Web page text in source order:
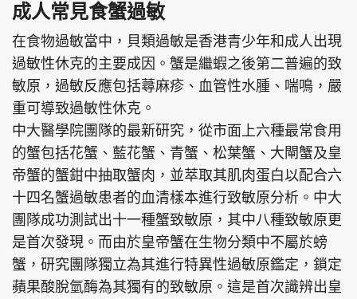
成人常見食蟹過敏
在食物過敏當中，貝類過敏是香港青少年和成人出現
過敏性休克的主要成因。蟹是繼蝦之後第二普遍的致
敏原，過敏反應包括蕁麻疹、血管性水腫、喘鳴，嚴
重可導致過敏性休克。
中大醫學院團隊的最新研究，從市面上六種最常食用
的蟹包括花蟹、藍花蟹、青蟹、松葉蟹、大閘蟹及皇
帝蟹的蟹鉗中抽取蟹肉，並萃取其肌肉蛋白以配合六
十四名蟹過敏患者的血清樣本進行致敏原分析。中大
團隊成功測試出十一種蟹致敏原，其中八種致敏原更
是首次發現。而由於皇帝蟹在生物分類中不屬於螃
蟹，研究團隊獨立為其進行特異性過敏原鑑定，鎖定
蘋果酸脫氫酶為其獨有的致敏原。這是首次識辨出皇